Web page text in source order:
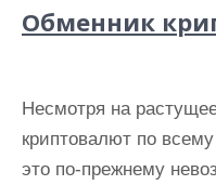
Обменник
Несмотря на
криптовалют по
это по-прежнему